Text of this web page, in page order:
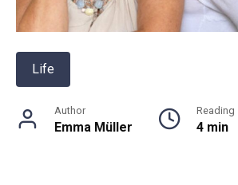
Life
Author
Emma Müller
Reading
4 min